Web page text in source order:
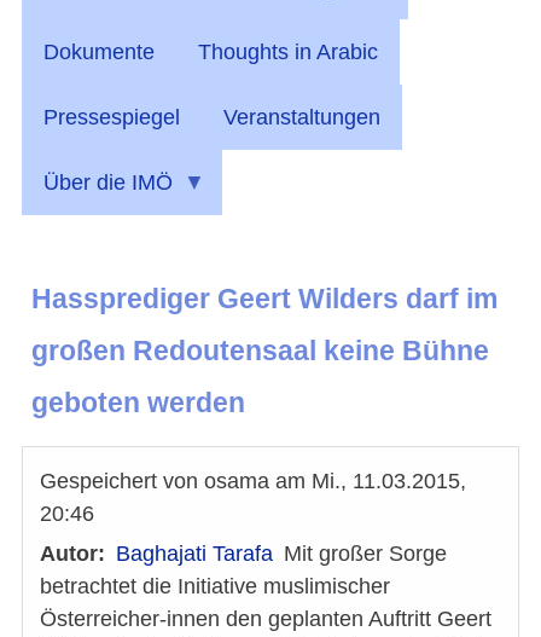
Dokumente Thoughts in Arabic
Pressespiegel Veranstaltungen
Über die IMÖ
Hassprediger Geert Wilders darf im
großen Redoutensaal keine Bühne
geboten werden
Gespeichert von osama am Mi., 11.03.2015,
20:46
Autor
Baghajati Tarafa Mit großer Sorge
betrachtet die Initiative muslimischer
Österreicher-innen den geplanten Auftritt Geert